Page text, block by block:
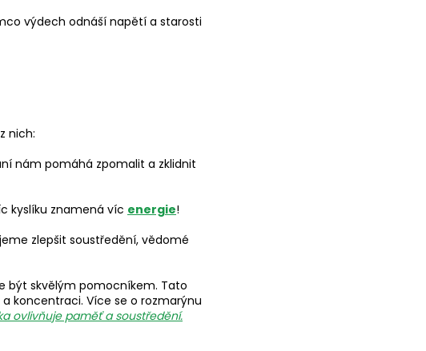
výdech odnáší napětí a starosti
nich:
nám pomáhá zpomalit a zklidnit
kyslíku znamená víc energie!
zlepšit soustředění, vědomé
být skvělým pomocníkem. Tato
koncentraci. Více se o rozmarýnu
ovlivňuje paměť a soustředění.